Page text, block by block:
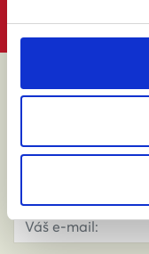
ABY VÁM